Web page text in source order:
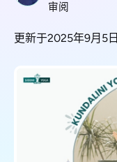
审阅
更新于2025年9月5日